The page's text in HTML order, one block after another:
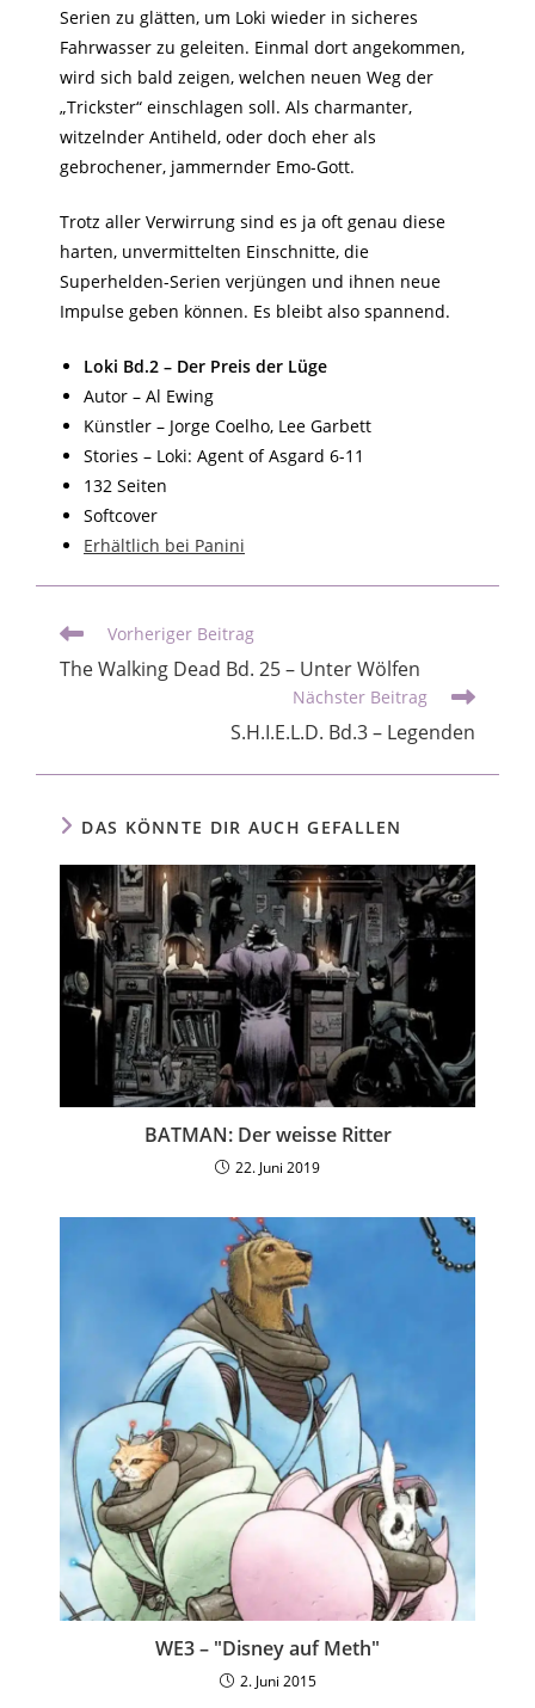
Serien zu glätten, um Loki wieder in sicheres
Fahrwasser zu geleiten. Einmal dort angekommen,
wird sich bald zeigen, welchen neuen Weg der
„Trickster“ einschlagen soll. Als charmanter,
witzelnder Antiheld, oder doch eher als
gebrochener, jammernder Emo-Gott.
Trotz aller Verwirrung sind es ja oft genau diese
harten, unvermittelten Einschnitte, die
Superhelden-Serien verjüngen und ihnen neue
Impulse geben können. Es bleibt also spannend.
Loki Bd.2 – Der Preis der Lüge
Autor – Al Ewing
Künstler – Jorge Coelho, Lee Garbett
Stories – Loki: Agent of Asgard 6-11
132 Seiten
Softcover
Erhältlich bei Panini
Vorheriger Beitrag
The Walking Dead Bd. 25 – Unter Wölfen
Nächster Beitrag
S.H.I.E.L.D. Bd.3 – Legenden
DAS KÖNNTE DIR AUCH GEFALLEN
BATMAN: Der weisse Ritter
22. Juni 2019
WE3 – "Disney auf Meth"
2. Juni 2015